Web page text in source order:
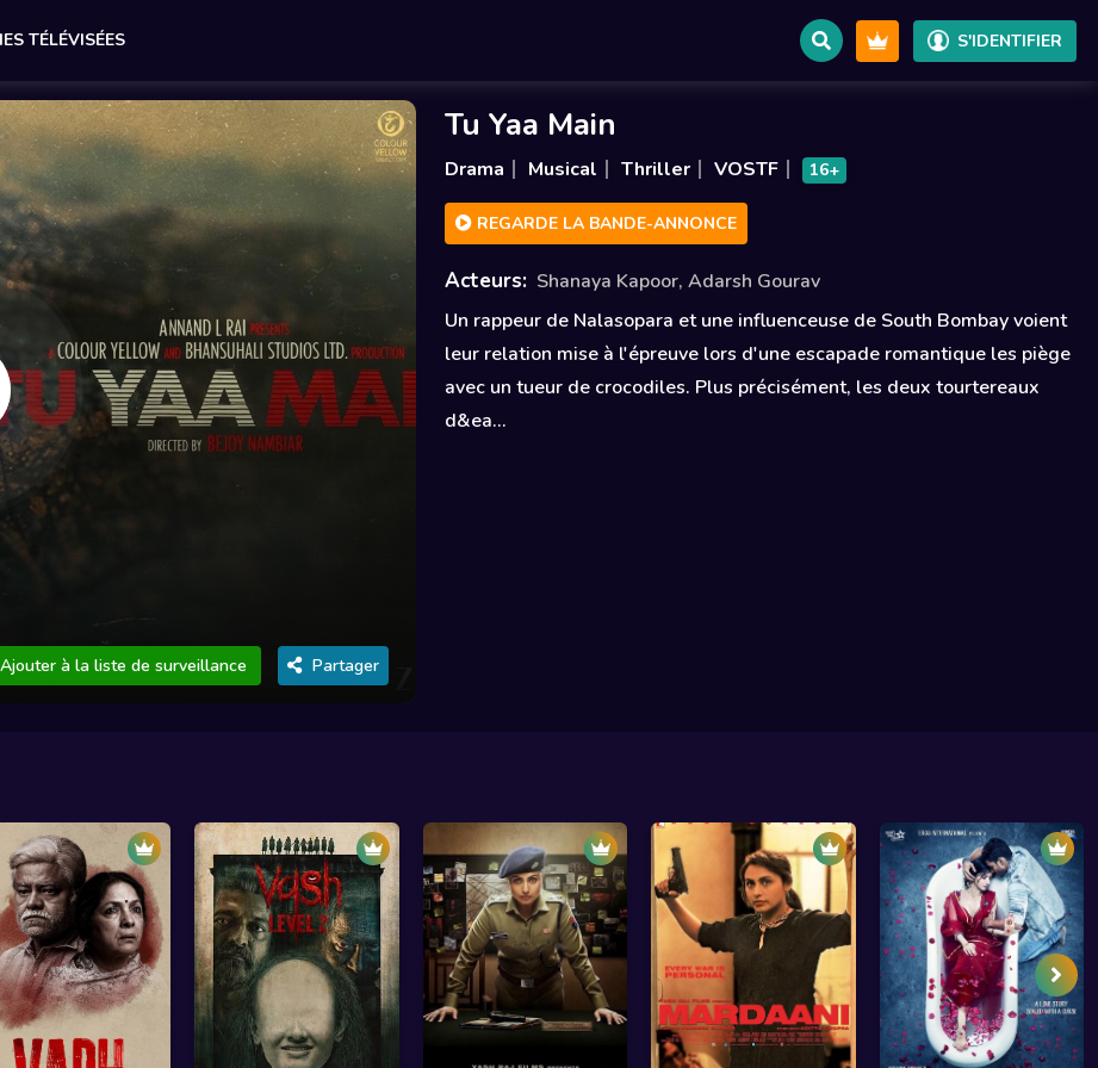
TÉLÉVISÉES S'IDENTIFIER
Ajouter à la liste de surveillance Partager
Tu Yaa Main
Drama Musical Thriller VOSTF 16+
REGARDE LA BANDE-ANNONCE
Acteurs: Shanaya Kapoor, Adarsh Gourav
Un rappeur de Nalasopara et une influenceuse de South Bombay voient
leur relation mise à l'épreuve lors d'une escapade romantique les piège
avec un tueur de crocodiles. Plus précisément, les deux tourtereaux
d&ea...